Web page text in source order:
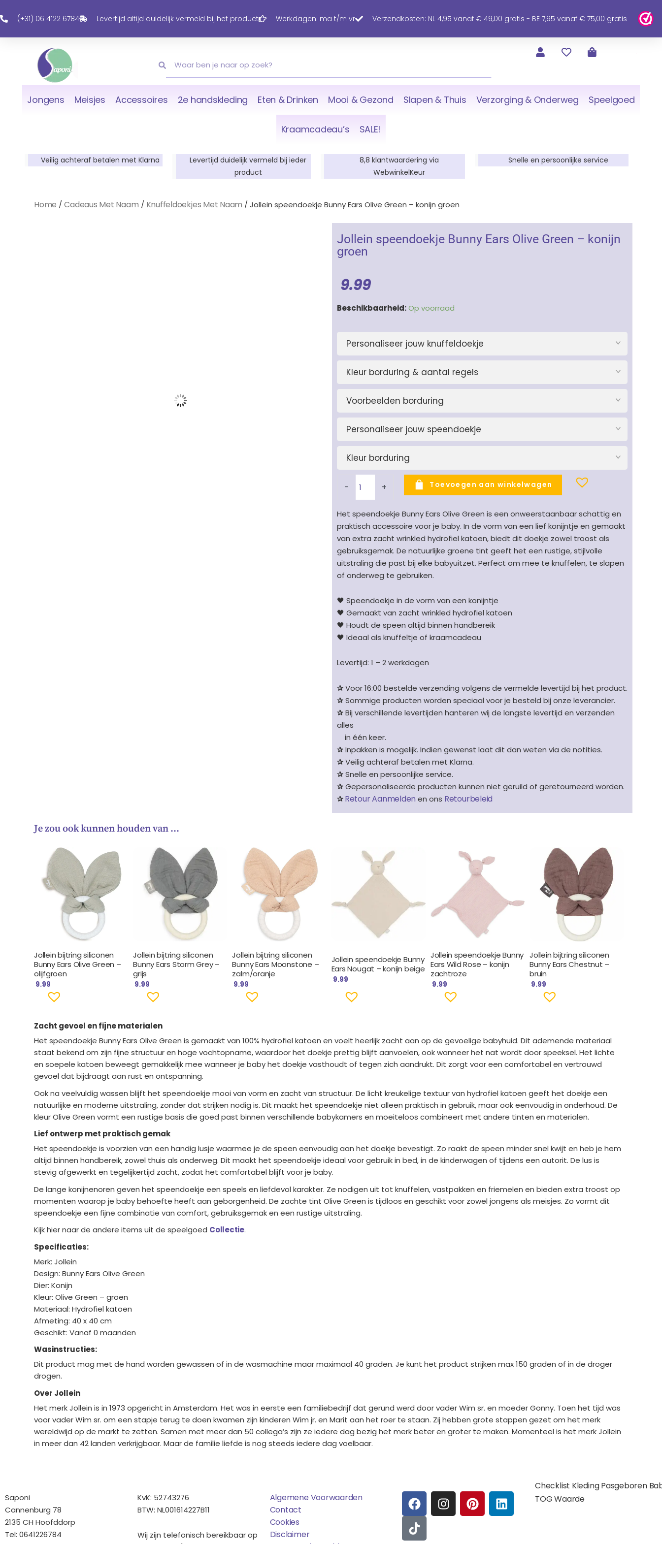
Naar
Inhoud
(+31) 06 4122 6784 Levertijd altijd duidelijk vermeld bij het product Werkdagen: ma t/m vr Verzendkosten: NL 4,95 vanaf € 49,00 gratis - BE 7,95 vanaf € 75,00 gratis
Jongens Meisjes Accessoires 2e handskleding Eten & Drinken Mooi & Gezond Slapen & Thuis Verzorging & Onderweg Speelgoed
Kraamcadeau’s SALE!
Veilig achteraf betalen met Klarna
Levertijd duidelijk vermeld bij ieder
product
8,8 klantwaardering via
WebwinkelKeur
Snelle en persoonlijke service
Home /Cadeaus Met Naam / Knuffeldoekjes Met Naam / Jollein speendoekje Bunny Ears Olive Green – konijn groen
Jollein speendoekje Bunny Ears Olive Green – konijn
groen
9.99
Beschikbaarheid:Op voorraad
Personaliseer jouw knuffeldoekje
Kleur borduring & aantal regels
Voorbeelden borduring
Personaliseer jouw speendoekje
Kleur borduring
-
Jollein
Bunny
Ears
Olive
Green
-
konijn
groen
aantal
+ Toevoegen aan winkelwagen
Het speendoekje Bunny Ears Olive Green is een onweerstaanbaar schattig en
praktisch accessoire voor je baby. In de vorm van een lief konijntje en gemaakt
van extra zacht wrinkled hydrofiel katoen, biedt dit doekje zowel troost als
gebruiksgemak. De natuurlijke groene tint geeft het een rustige, stijlvolle
uitstraling die past bij elke babyuitzet. Perfect om mee te knuffelen, te slapen
of onderweg te gebruiken.
🖤 Speendoekje in de vorm van een konijntje
🖤 Gemaakt van zacht wrinkled hydrofiel katoen
🖤 Houdt de speen altijd binnen handbereik
🖤 Ideaal als knuffeltje of kraamcadeau
Levertijd: 1 – 2 werkdagen
✰Voor 16:00 bestelde verzending volgens de vermelde levertijd bij het product.
✰Sommige producten worden speciaal voor je besteld bij onze leverancier.
✰Bij verschillende levertijden hanteren wij de langste levertijd en verzenden
alles
in één keer.
✰Inpakken is mogelijk. Indien gewenst laat dit dan weten via de notities.
✰Veilig achteraf betalen met Klarna.
✰Snelle en persoonlijke service.
✰Gepersonaliseerde producten kunnen niet geruild of geretourneerd worden.
✰Retour Aanmelden en ons Retourbeleid
Je zou ook kunnen houden van …
Jollein bijtring siliconen
Bunny Ears Olive Green –
olijfgroen
9.99
Jollein bijtring siliconen
Bunny Ears Storm Grey –
grijs
9.99
Jollein bijtring siliconen
Bunny Ears Moonstone –
zalm/oranje
9.99
Jollein speendoekje Bunny
Ears Nougat – konijn beige
9.99
Jollein speendoekje Bunny
Ears Wild Rose – konijn
zachtroze
9.99
Jollein bijtring siliconen
Bunny Ears Chestnut –
bruin
9.99
Zacht gevoel en fijne materialen
Het speendoekje Bunny Ears Olive Green is gemaakt van 100% hydrofiel katoen en voelt heerlijk zacht aan op de gevoelige babyhuid. Dit ademende materiaal
staat bekend om zijn fijne structuur en hoge vochtopname, waardoor het doekje prettig blijft aanvoelen, ook wanneer het nat wordt door speeksel. Het lichte
en soepele katoen beweegt gemakkelijk mee wanneer je baby het doekje vasthoudt of tegen zich aandrukt. Dit zorgt voor een comfortabel en vertrouwd
gevoel dat bijdraagt aan rust en ontspanning.
Ook na veelvuldig wassen blijft het speendoekje mooi van vorm en zacht van structuur. De licht kreukelige textuur van hydrofiel katoen geeft het doekje een
natuurlijke en moderne uitstraling, zonder dat strijken nodig is. Dit maakt het speendoekje niet alleen praktisch in gebruik, maar ook eenvoudig in onderhoud. De
kleur Olive Green vormt een rustige basis die goed past binnen verschillende babykamers en moeiteloos combineert met andere tinten en materialen.
Lief ontwerp met praktisch gemak
Het speendoekje is voorzien van een handig lusje waarmee je de speen eenvoudig aan het doekje bevestigt. Zo raakt de speen minder snel kwijt en heb je hem
altijd binnen handbereik, zowel thuis als onderweg. Dit maakt het speendoekje ideaal voor gebruik in bed, in de kinderwagen of tijdens een autorit. De lus is
stevig afgewerkt en tegelijkertijd zacht, zodat het comfortabel blijft voor je baby.
De lange konijnenoren geven het speendoekje een speels en liefdevol karakter. Ze nodigen uit tot knuffelen, vastpakken en friemelen en bieden extra troost op
momenten waarop je baby behoefte heeft aan geborgenheid. De zachte tint Olive Green is tijdloos en geschikt voor zowel jongens als meisjes. Zo vormt dit
speendoekje een fijne combinatie van comfort, gebruiksgemak en een rustige uitstraling.
Kijk hier naar de andere items uit de speelgoed Collectie.
Specificaties:
Merk: Jollein
Design: Bunny Ears Olive Green
Dier: Konijn
Kleur: Olive Green – groen
Materiaal: Hydrofiel katoen
Afmeting: 40 x 40 cm
Geschikt: Vanaf 0 maanden
Wasinstructies:
Dit product mag met de hand worden gewassen of in de wasmachine maar maximaal 40 graden. Je kunt het product strijken max 150 graden of in de droger
drogen.
Over Jollein
Het merk Jollein is in 1973 opgericht in Amsterdam. Het was in eerste een familiebedrijf dat gerund werd door vader Wim sr. en moeder Gonny. Toen het tijd was
voor vader Wim sr. om een stapje terug te doen kwamen zijn kinderen Wim jr. en Marit aan het roer te staan. Zij hebben grote stappen gezet om het merk
wereldwijd op de markt te zetten. Samen met meer dan 50 collega’s zijn ze iedere dag bezig het merk beter en groter te maken. Momenteel is het merk Jollein
in meer dan 42 landen verkrijgbaar. Maar de familie liefde is nog steeds iedere dag voelbaar.
Saponi
Cannenburg 78
2135 CH Hoofddorp
Tel: 0641226784
KvK: 52743276
BTW: NL001614227B11
Wij zijn telefonisch bereikbaar op
Algemene Voorwaarden
Contact
Cookies
Disclaimer
F
A
C
E
I
N
S
P
I
N
L
I
N
T
I
K
T
Checklist Kleding Pasgeboren
TOG Waarde